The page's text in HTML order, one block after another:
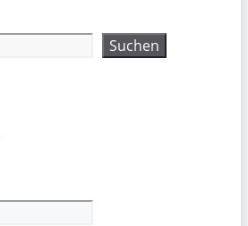
Suchen